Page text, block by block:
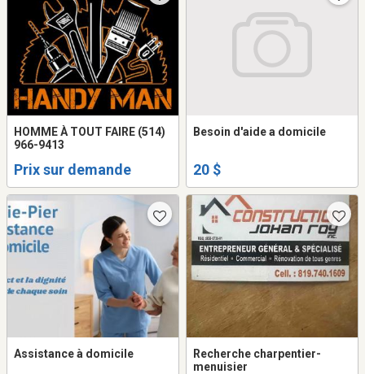
HOMME À TOUT FAIRE (514)
966-9413
Prix sur demande
Besoin d'aide a domicile
20 $
Assistance à domicile
Recherche charpentier-
menuisier